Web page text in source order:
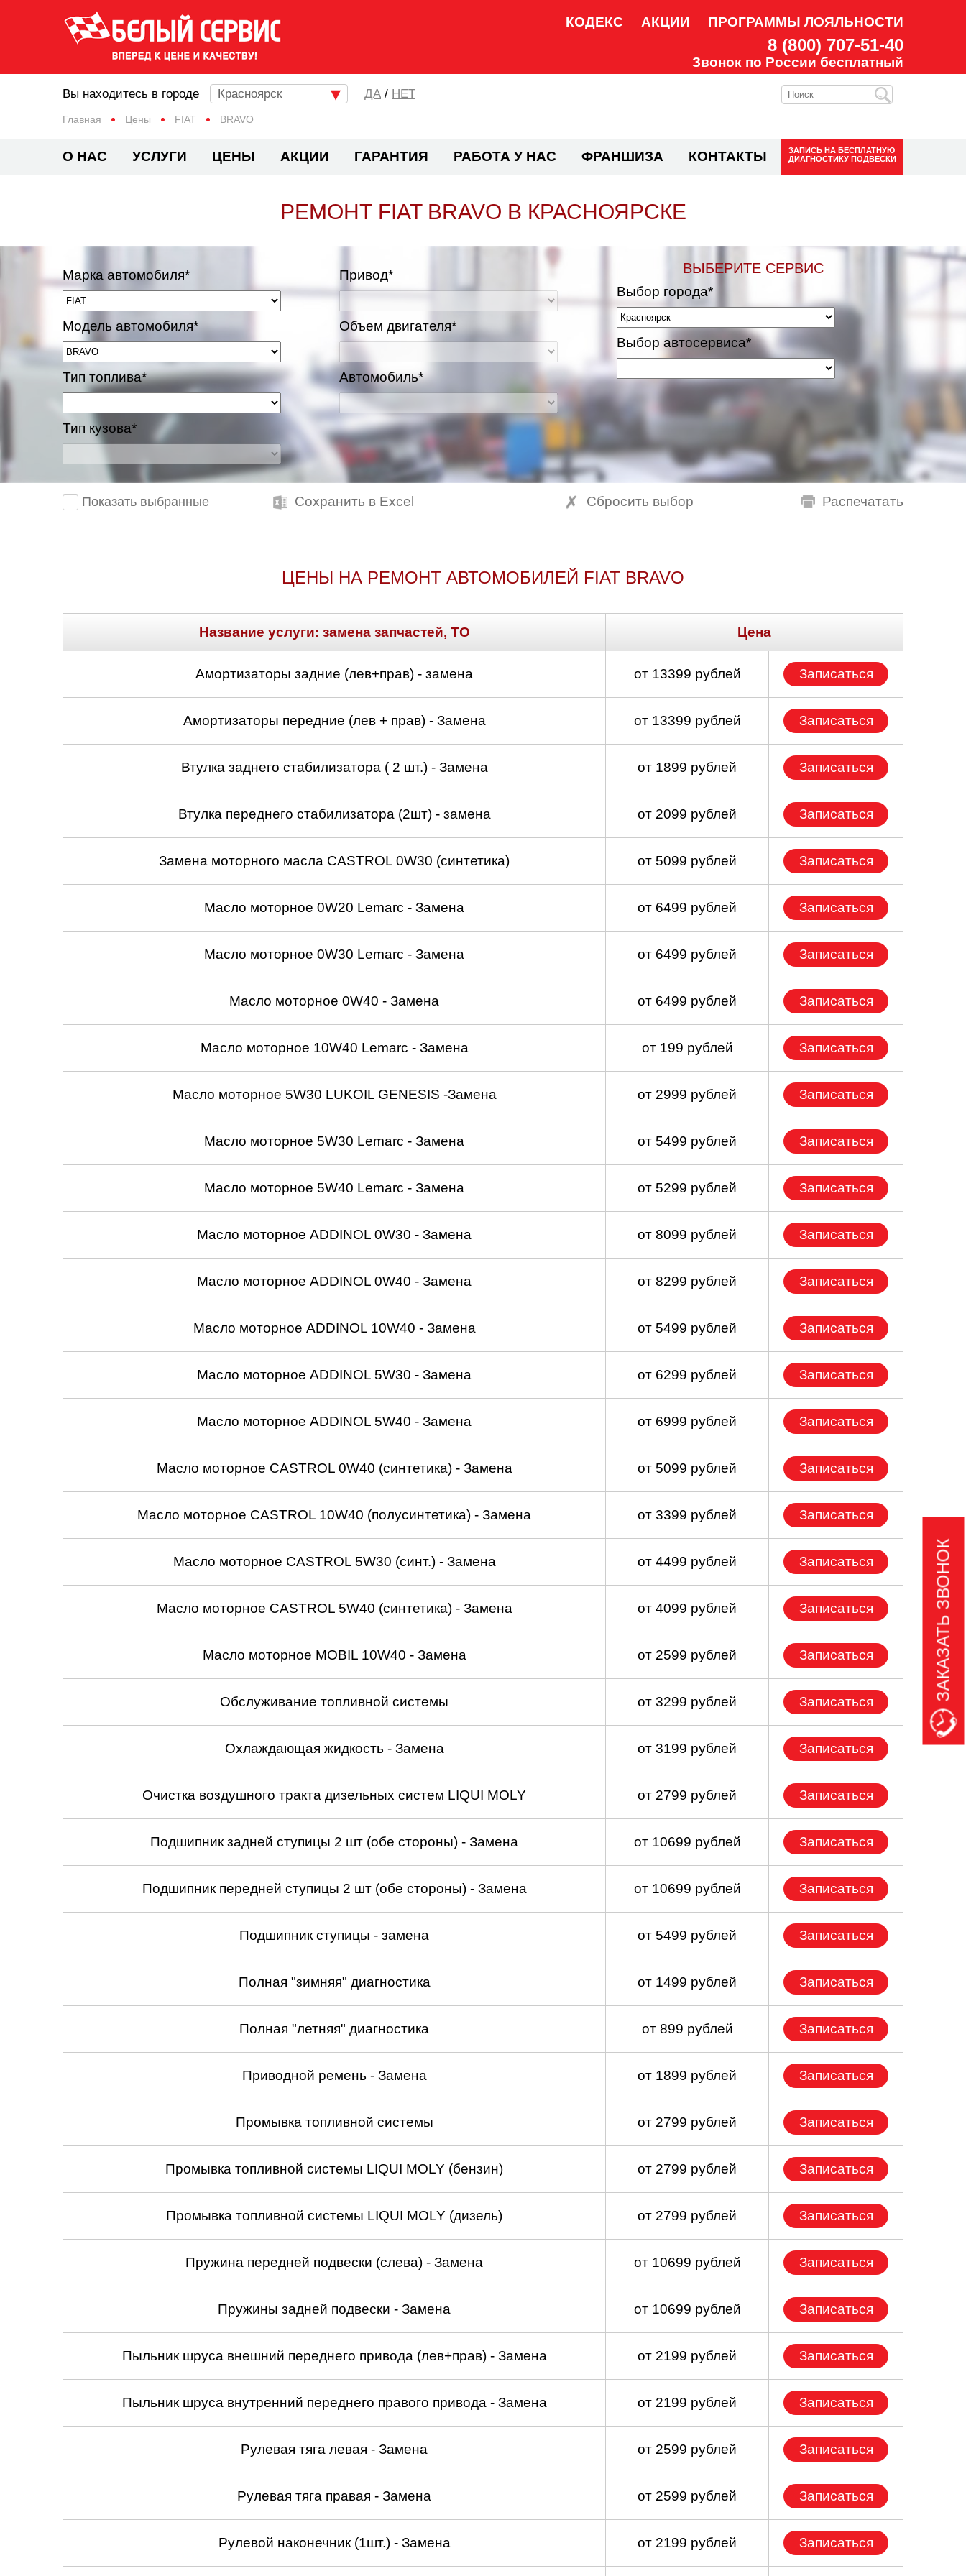
КОДЕКС АКЦИИ ПРОГРАММЫ ЛОЯЛЬНОСТИ
8 (800) 707-51-40
Звонок по России бесплатный
Главная Цены FIAT BRAVO
Вы находитесь в городе Красноярск / НЕТ
О НАС УСЛУГИ ЦЕНЫ АКЦИИ ГАРАНТИЯ РАБОТА У НАС ФРАНШИЗА КОНТАКТЫ ЗАПИСЬ НА БЕСПЛАТНУЮ
ДИАГНОСТИКУ ПОДВЕСКИ
РЕМОНТ FIAT BRAVO В КРАСНОЯРСКЕ
Марка автомобиля*
Модель автомобиля*
Тип топлива*
Тип кузова*
Привод*
Объем двигателя*
Автомобиль*
ВЫБЕРИТЕ СЕРВИС
Выбор города*
Выбор автосервиса*
Показать выбранные Сохранить в Excel Распечатать
Сбросить выбор
ЦЕНЫ НА РЕМОНТ АВТОМОБИЛЕЙ FIAT BRAVO
Название услуги: замена запчастей, ТО Цена
Амортизаторы задние (лев+прав) - замена от 13399 рублей Записаться
Амортизаторы передние (лев + прав) - Замена от 13399 рублей Записаться
Втулка заднего стабилизатора ( 2 шт.) - Замена от 1899 рублей Записаться
Втулка переднего стабилизатора (2шт) - замена от 2099 рублей Записаться
Замена моторного масла CASTROL 0W30 (синтетика) от 5099 рублей Записаться
Масло моторное 0W20 Lemarc - Замена от 6499 рублей Записаться
Масло моторное 0W30 Lemarc - Замена от 6499 рублей Записаться
Масло моторное 0W40 - Замена от 6499 рублей Записаться
Масло моторное 10W40 Lemarc - Замена от 199 рублей Записаться
Масло моторное 5W30 LUKOIL GENESIS -Замена от 2999 рублей Записаться
Масло моторное 5W30 Lemarc - Замена от 5499 рублей Записаться
Масло моторное 5W40 Lemarc - Замена от 5299 рублей Записаться
Масло моторное ADDINOL 0W30 - Замена от 8099 рублей Записаться
Масло моторное ADDINOL 0W40 - Замена от 8299 рублей Записаться
Масло моторное ADDINOL 10W40 - Замена от 5499 рублей Записаться
Масло моторное ADDINOL 5W30 - Замена от 6299 рублей Записаться
Масло моторное ADDINOL 5W40 - Замена от 6999 рублей Записаться
Масло моторное CASTROL 0W40 (синтетика) - Замена от 5099 рублей Записаться
Масло моторное CASTROL 10W40 (полусинтетика) - Замена от 3399 рублей Записаться
Масло моторное CASTROL 5W30 (синт.) - Замена от 4499 рублей Записаться
Масло моторное CASTROL 5W40 (синтетика) - Замена от 4099 рублей Записаться
Масло моторное MOBIL 10W40 - Замена от 2599 рублей Записаться
Обслуживание топливной системы от 3299 рублей Записаться
Охлаждающая жидкость - Замена от 3199 рублей Записаться
Очистка воздушного тракта дизельных систем LIQUI MOLY от 2799 рублей Записаться
Подшипник задней ступицы 2 шт (обе стороны) - Замена от 10699 рублей Записаться
Подшипник передней ступицы 2 шт (обе стороны) - Замена от 10699 рублей Записаться
Подшипник ступицы - замена от 5499 рублей Записаться
Полная "зимняя" диагностика от 1499 рублей Записаться
Полная "летняя" диагностика от 899 рублей Записаться
Приводной ремень - Замена от 1899 рублей Записаться
Промывка топливной системы от 2799 рублей Записаться
Промывка топливной системы LIQUI MOLY (бензин) от 2799 рублей Записаться
Промывка топливной системы LIQUI MOLY (дизель) от 2799 рублей Записаться
Пружина передней подвески (слева) - Замена от 10699 рублей Записаться
Пружины задней подвески - Замена от 10699 рублей Записаться
Пыльник шруса внешний переднего привода (лев+прав) - Замена от 2199 рублей Записаться
Пыльник шруса внутренний переднего правого привода - Замена от 2199 рублей Записаться
Рулевая тяга левая - Замена от 2599 рублей Записаться
Рулевая тяга правая - Замена от 2599 рублей Записаться
Рулевой наконечник (1шт.) - Замена от 2199 рублей Записаться
ЗАКАЗАТЬ ЗВОНОК